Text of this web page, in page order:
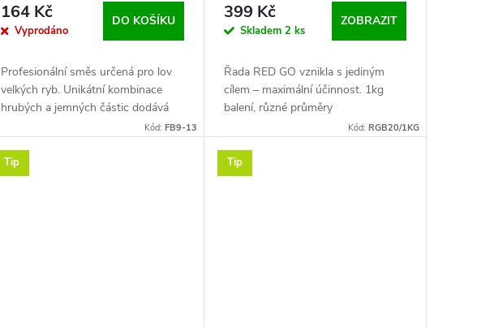
164 Kč
Vyprodáno
DO KOŠÍKU
Profesionální směs určená pro lov
velkých ryb. Unikátní kombinace
hrubých a jemných částic dodává
Kód: FB9-13
399 Kč
Skladem 2 ks
ZOBRAZIT
Řada RED GO vznikla s jediným
cílem – maximální účinnost. 1kg
balení, různé průměry
Kód: RGB20/1KG
Tip Tip